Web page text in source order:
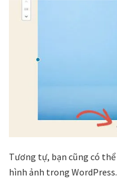
Tương tự, bạn cũng có
hình ảnh trong